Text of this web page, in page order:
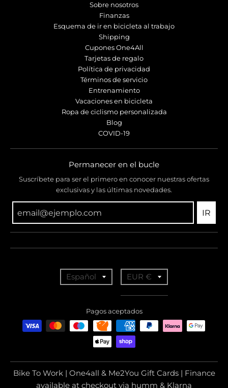
Sobre nosotros
Finanzas
Esquema de ir en bicicleta al trabajo
Shipping
Cupones One4All
Tarjetas de regalo
Política de privacidad
Términos de servicio
Entrenamiento
Vacaciones en bicicleta
Ropa de ciclismo personalizada
Blog
COVID-19
Permanecer en el bucle
Suscríbete para ser el primero en conocer nuestras ofertas
exclusivas y las últimas novedades.
IR
n
a
t
Español
a
n
s
a
t
EUR €
Pagos aceptados
Bike To Work | One4all & Me2You Gift Cards | Finance
available at checkout via humm & Klarna